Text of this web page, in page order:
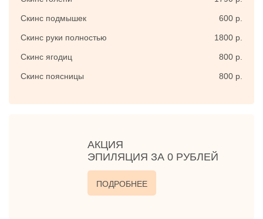
Скинс подмышек 600 р.
Скинс руки полностью 1800 р.
Скинс ягодиц 800 р.
Скинс поясницы 800 р.
АКЦИЯ
ЭПИЛЯЦИЯ ЗА 0 РУБЛЕЙ
ПОДРОБНЕЕ